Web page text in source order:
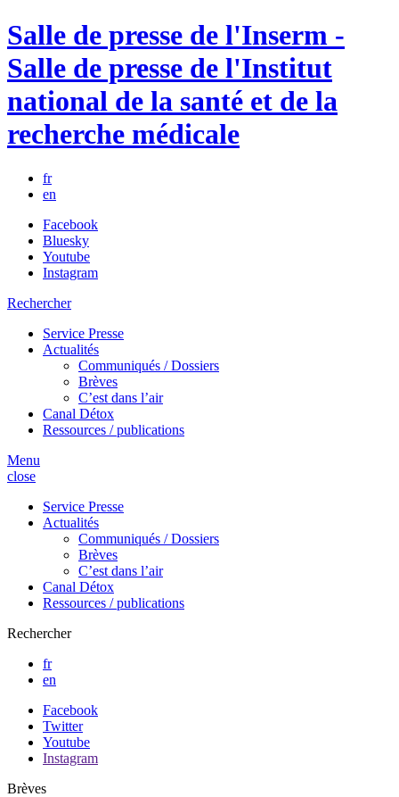
Salle de presse de l'Inserm -
Salle de presse de l'Institut
national de la santé et de la
recherche médicale
fr
en
Facebook
Bluesky
Youtube
Instagram
Rechercher
Service Presse
Actualités
Communiqués / Dossiers
Brèves
C’est dans l’air
Canal Détox
Ressources / publications
Menu
close
Service Presse
Actualités
Communiqués / Dossiers
Brèves
C’est dans l’air
Canal Détox
Ressources / publications
Rechercher
fr
en
Facebook
Twitter
Youtube
Instagram
Brèves